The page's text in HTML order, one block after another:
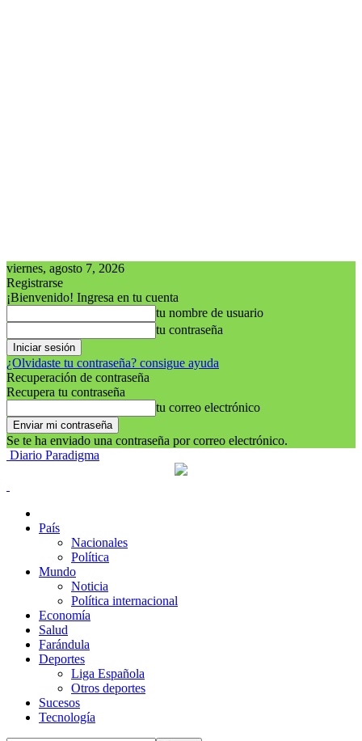
viernes, agosto 7, 2026
Registrarse
¡Bienvenido! Ingresa en tu cuenta
tu nombre de usuario
tu contraseña
¿Olvidaste tu contraseña? consigue ayuda
Recuperación de contraseña
Recupera tu contraseña
tu correo electrónico
Se te ha enviado una contraseña por correo electrónico.
Diario Paradigma
País
Nacionales
Política
Mundo
Noticia
Política internacional
Economía
Salud
Farándula
Deportes
Liga Española
Otros deportes
Sucesos
Tecnología